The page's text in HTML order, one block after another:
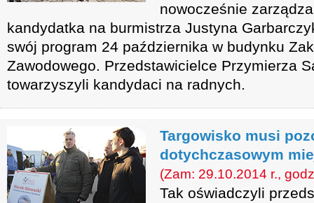
nowocześnie
kandydatka na burmistrza Justyna
swój program 24 października w budynku
Zawodowego. Przedstawicielce Przymierza
towarzyszyli kandydaci na radnych.
Targowisko musi
dotychczasowym
(Zam: 29.10.2014 r.,
Tak oświadczyli